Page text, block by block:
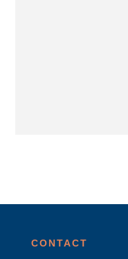
CONTACT